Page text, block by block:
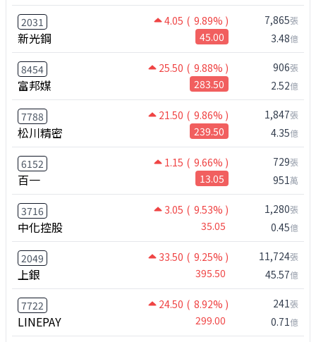
2031 4.05 ( 9.89% )
新光鋼 45.00
7,865張
3.48億
8454 25.50 ( 9.88% )
富邦媒 283.50
906張
2.52億
7788 21.50 ( 9.86% )
松川精密 239.50
1,847張
4.35億
6152 1.15 ( 9.66% )
百一 13.05
729張
951萬
3716 3.05 ( 9.53% )
中化控股 35.05
1,280張
0.45億
2049 33.50 ( 9.25% )
上銀 395.50
11,724張
45.57億
7722 24.50 ( 8.92% )
LINEPAY 299.00
241張
0.71億